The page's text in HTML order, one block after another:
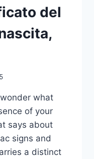
del
what
of your
says about
signs and
a distinct